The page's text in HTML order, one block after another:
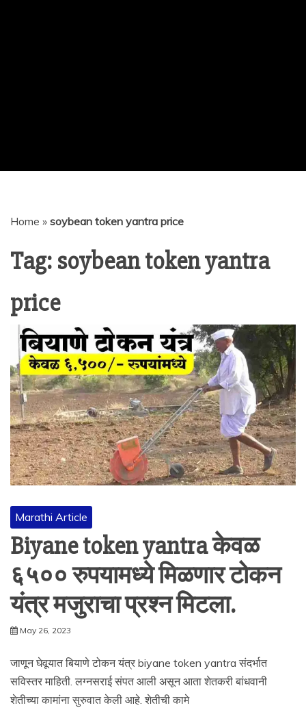
Home » soybean token yantra price
Tag: soybean token yantra
price
Marathi Article
Biyane token yantra केवळ
६५०० रुपयामध्ये मिळणार टोकन
यंत्र मजुराचा प्रश्न मिटला.
May 26, 2023
जाणून घेवूयात बियाणे टोकन यंत्र biyane token yantra संदर्भात
सविस्तर माहिती. लग्नसराई संपत आली असून आता शेतकरी बांधवानी
शेतीच्या कामांना सुरुवात केली आहे. शेतीची कामे